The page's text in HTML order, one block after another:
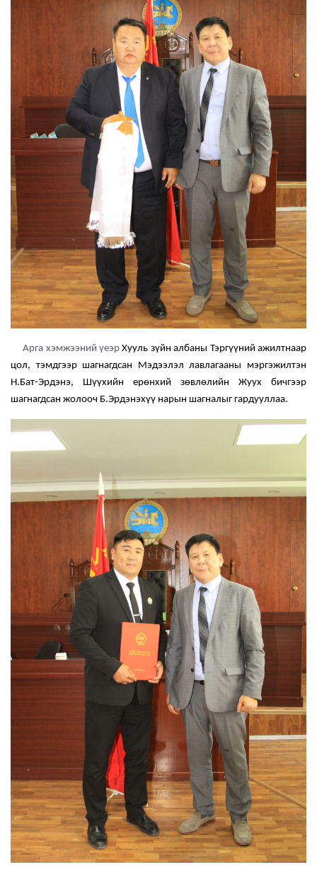
Арга хэмжээний үеэрХууль зүйн албаны Тэргүүний ажилтнаар
цол, тэмдгээр шагнагдсан Мэдээлэл лавлагааны мэргэжилтэн
Н.Бат-Эрдэнэ, Шүүхийн ерөнхий зөвлөлийн Жуух бичгээр
шагнагдсан жолооч Б.Эрдэнэхүү нарын шагналыг гардууллаа.